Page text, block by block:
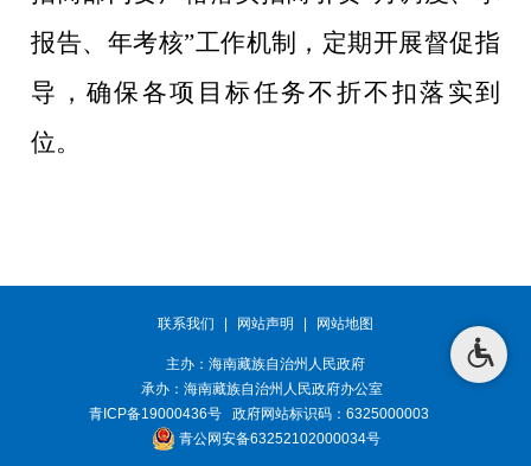
报告、年考核”工作机制，定期开展督促指
导 ，确保各项目标任务不折不扣落实到
位。
联系我们 网站声明 网站地图
主办：海南藏族自治州人民政府
承办： 海南藏族自治州人民政府办公室
青ICP备19000436号政府网站标识码：6325000003
青公网安备63252102000034号